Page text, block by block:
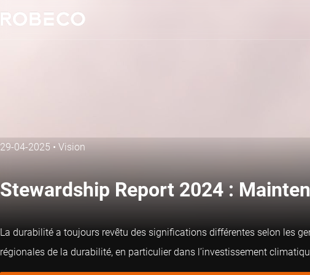
29-04-2025 • Vision
Stewardship Report 2024 :
La durabilité a toujours revêtu des significations différentes selon les
régionales de la durabilité, en particulier dans l’investissement